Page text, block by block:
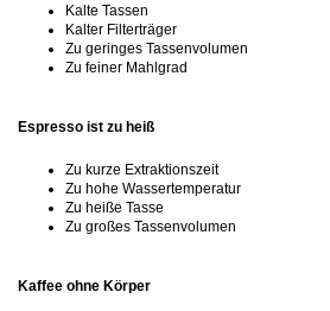
Kalte Tassen
Kalter Filterträger
Zu geringes Tassenvolumen
Zu feiner Mahlgrad
Espresso ist zu heiß
Zu kurze Extraktionszeit
Zu hohe Wassertemperatur
Zu heiße Tasse
Zu großes Tassenvolumen
Kaffee ohne Körper